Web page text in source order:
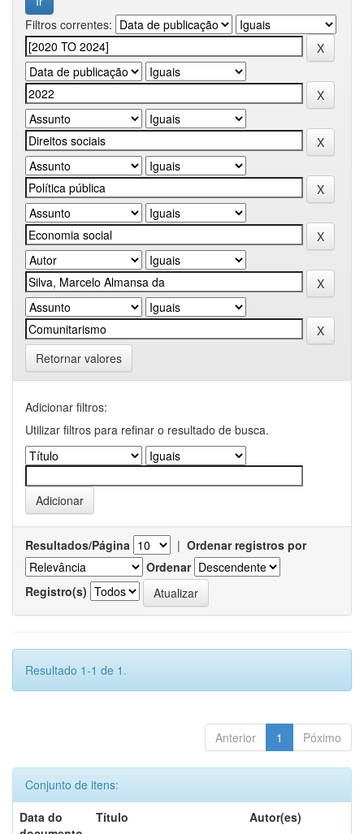
Filtros correntes:
Retornar valores
Adicionar filtros:
Utilizar filtros para refinar o resultado de busca.
Resultados/Página | Ordenar registros por
Ordenar
Registro(s)
Resultado 1-1 de 1.
Anterior 1 Póximo
Conjunto de itens:
Data do
Título Autor(es)